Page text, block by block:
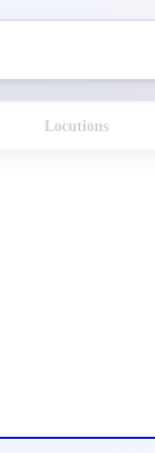
Locutions